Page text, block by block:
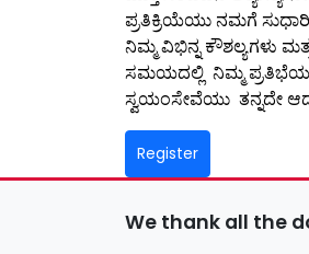
ಪ್ರತಿಕ್ರಿಯೆಯು ನಮಗೆ
ನಿಮ್ಮ ವಿಭಿನ್ನ ಕೌಶಲ್ಯಗಳು
ಸಮಯದಲ್ಲಿ ನಿಮ್ಮ
ಸ್ವಯಂಸೇವೆಯು ತನ್ನದೇ
Register
We thank all the